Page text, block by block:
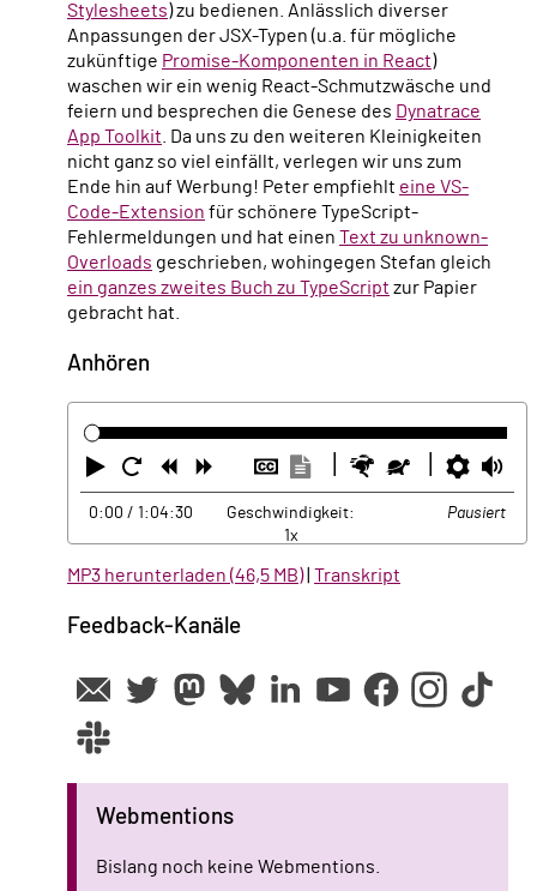
Stylesheets) zu bedienen. Anlässlich diverser
Anpassungen der JSX-Typen (u.a. für mögliche
zukünftige Promise-Komponenten in React)
waschen wir ein wenig React-Schmutzwäsche und
feiern und besprechen die Genese des Dynatrace
App Toolkit. Da uns zu den weiteren Kleinigkeiten
nicht ganz so viel einfällt, verlegen wir uns zum
Ende hin auf Werbung! Peter empfiehlt eine VS-
Code-Extension für schönere TypeScript-
Fehlermeldungen und hat einen Text zu unknown-
Overloads geschrieben, wohingegen Stefan gleich
ein ganzes zweites Buch zu TypeScript zur Papier
gebracht hat.
Anhören
Abspielen
Neustart
ZurückVorwärtsUntertitel
ausblenden
Transkription
anzeigen
Schneller
Langsamer
0:00 / 1:04:30
Geschwindigkeit:
1x
Pausiert
MP3 herunterladen (46,5 MB)| Transkript
Feedback-Kanäle
Webmentions
Bislang noch keine Webmentions.